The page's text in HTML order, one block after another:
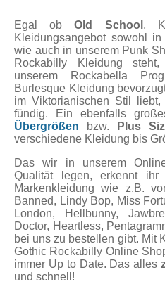
Egal obOld School ,
Kleidungsangebot sowohl
wie auch in unserem Punk
Rockabilly Kleidung
unserem Rockabella
Burlesque Kleidung
im Viktorianischen Stil
fündig. Ein ebenfalls
Übergrößen bzw. Plus
verschiedene Kleidung bis
Das wir in unserem
Qualität legen, erkennt
Markenkleidung wie z.B.
Banned, Lindy Bop, Miss
London, Hellbunny,
Doctor, Heartless,
bei uns zu bestellen gibt. Mit
Gothic Rockabilly Online
immer Up to Date. Das alles
und schnell!